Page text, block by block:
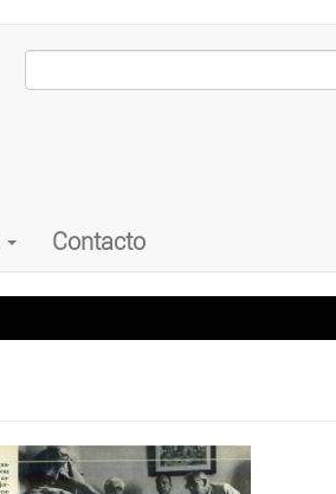
Contacto